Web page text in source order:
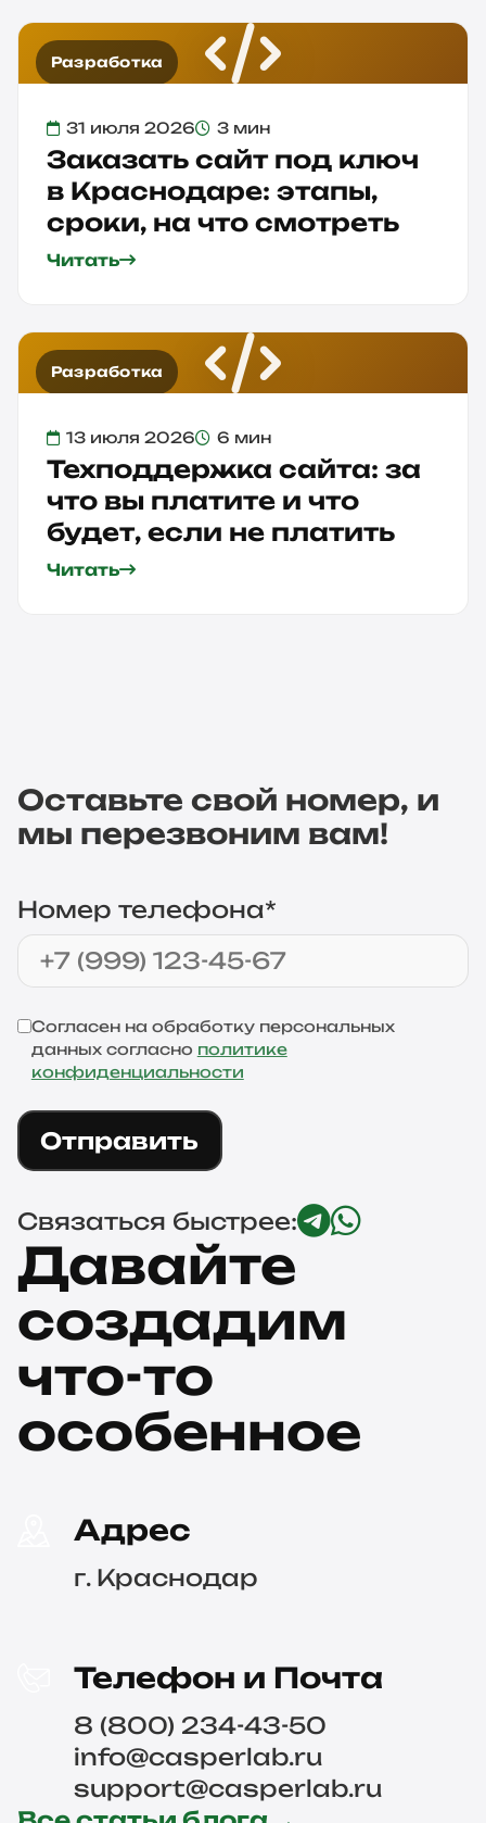
Разработка
31 июля 2026 3 мин
Заказать сайт под ключ
в Краснодаре: этапы,
сроки, на что смотреть
Читать
Разработка
13 июля 2026 6 мин
Техподдержка сайта: за
что вы платите и что
будет, если не платить
Читать
Давайте
создадим
что-то
особенное
Адрес
г. Краснодар
Телефон и Почта
8 (800) 234-43-50
info@casperlab.ru
support@casperlab.ru
Оставьте свой номер, и
мы перезвоним вам!
Номер телефона*
Согласен на обработку персональных
данных согласно политике
конфиденциальности
Отправить
Связаться быстрее: